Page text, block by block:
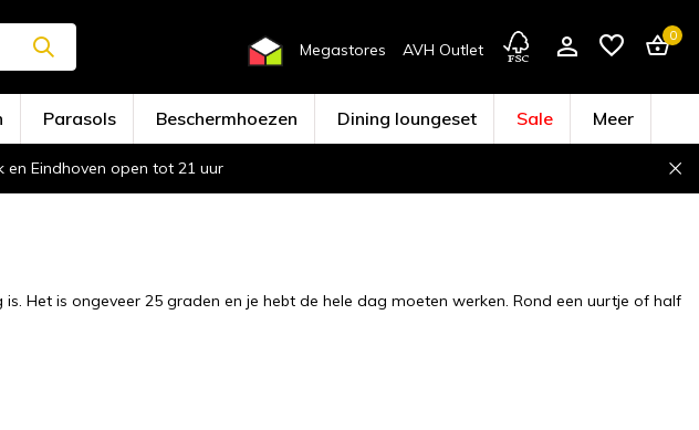
Megastores AVH Outlet
0
Parasols Beschermhoezen Dining loungeset Sale Meer
Eindhoven open tot 21 uur
Het is ongeveer 25 graden en je hebt de hele dag moeten werken. Rond een uurtje of half